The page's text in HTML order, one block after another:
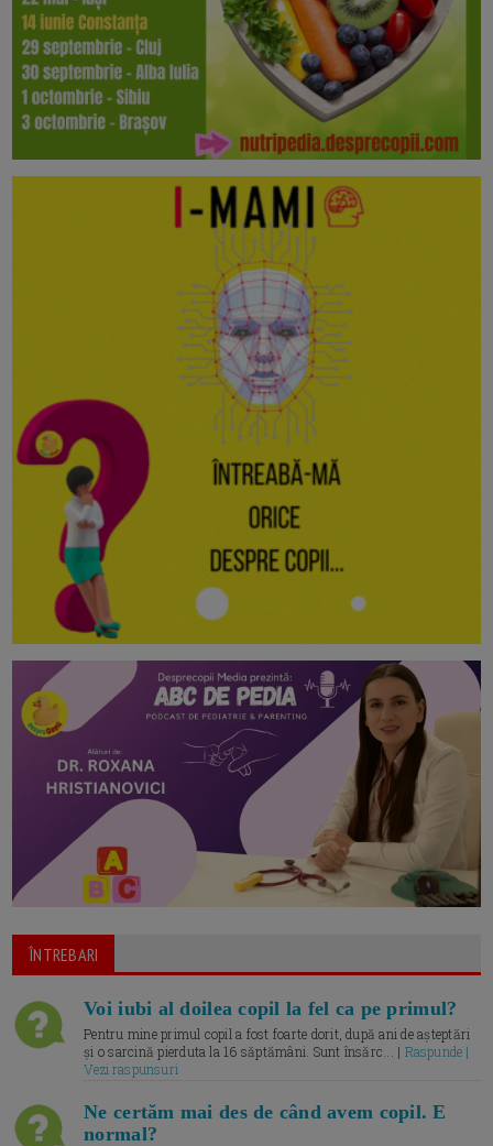
ÎNTREBARI
Voi iubi al doilea copil la fel ca pe primul?
Pentru mine primul copil a fost foarte dorit, după ani de așteptări
și o sarcină pierduta la 16 săptămâni. Sunt însărc... | Raspunde |
Vezi raspunsuri
Ne certăm mai des de când avem copil. E
normal?